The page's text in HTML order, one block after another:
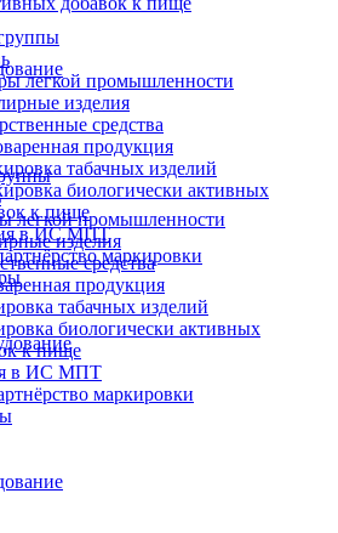
легкой промышленности
изделия
средства
продукция
табачных изделий
биологически активных
к пище
в ИС МПТ
маркировки
легкой промышленности
изделия
средства
продукция
табачных изделий
биологически активных
к пище
в ИС МПТ
маркировки